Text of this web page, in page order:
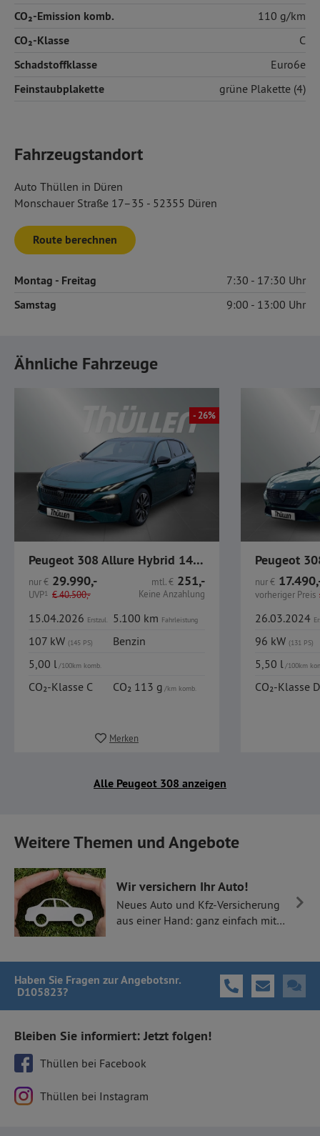
CO₂-Emission komb. 110 g/km
CO₂-Klasse C
Schadstoffklasse Euro6e
Feinstaubplakette grüne Plakette (4)
Fahrzeugstandort
Auto Thüllen in Düren
Monschauer Straße 17–35 - 52355 Düren
Route berechnen
Montag - Freitag 7:30 17:30
Samstag 9:00 13:00
Ähnliche Fahrzeuge
- 26%
Peugeot 308 Allure Hybrid 145 e-DSC6 / Keyless / Navi / Ka
nur€ 29.990,-
UVP1 €40.500,-
mtl.€ 251,-
Keine Anzahlung
15.04.2026 Erstzul. 5.100 km Fahrleistung
107 kW (145 PS)
Benzin
5,00 l/100km komb.
CO₂-Klasse C CO₂ 113 g/km komb.
Merken
nur€
vorheriger Preis
26.03.2024
96 kW (131 PS)
5,50 l/100km
CO₂-Klasse D
Alle Peugeot 308 anzeigen
Weitere Themen und Angebote
Wir versichern Ihr Auto!
Neues Auto und Kfz-Versicherung
aus einer Hand: ganz einfach mit
Haben Sie Fragen zur Angebotsnr.
D105823?
Bleiben Sie informiert: Jetzt folgen!
Thüllen bei Facebook
Thüllen bei Instagram